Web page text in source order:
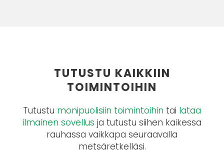
TUTUSTU KAIKKIIN
TOIMINTOIHIN
Tutustu monipuolisiin toimintoihin tai lataa
ilmainen sovellus ja tutustu siihen kaikessa
rauhassa vaikkapa seuraavalla
metsäretkelläsi.